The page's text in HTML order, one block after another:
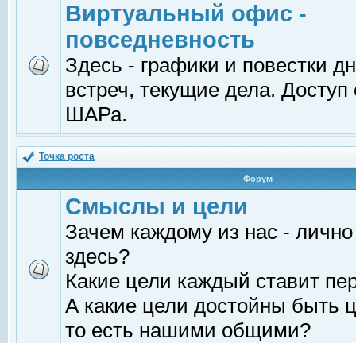
Виртуальный офис -
повседневность
Здесь - графики и повестки
встреч, текущие дела.
ШАРа.
Точка роста
Форум
Смыслы и цели
Зачем каждому из нас -
здесь?
Какие цели каждый ставит
А какие цели достойны быть
то есть нашими общими?